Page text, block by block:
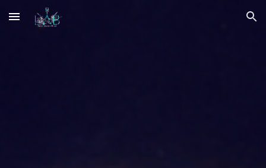
Skip to main content Skip to navigation